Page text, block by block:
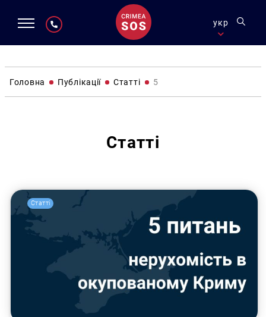
укр
Головна Публікації Статті 5
Статті
Статті